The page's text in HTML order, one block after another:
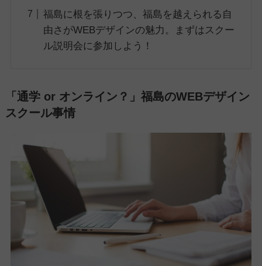
福島に根を張りつつ、福島を越えられる自
由さがWEBデザインの魅力。まずはスクー
ル説明会に参加しよう！
「通学 or オンライン？」福島のWEBデザイン
スクール事情